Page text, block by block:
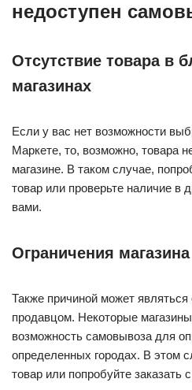
недоступен
Отсутствие товара в
магазинах
Если у вас нет возможности
Маркете, то, возможно, товара
магазине. В таком случае,
товар или проверьте наличие в
вами.
Ограничения магазина
Также причиной может
продавцом. Некоторые
возможность самовывоза для
определенных городах. В этом
товар или попробуйте заказать